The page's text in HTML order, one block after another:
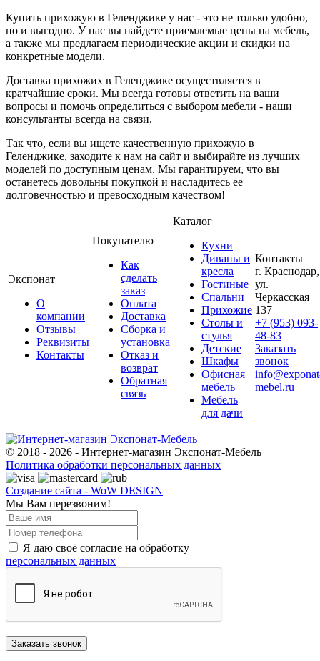
Купить прихожую в Геленджике у нас - это не только удобно,
но и выгодно. У нас вы найдете приемлемые цены на мебель,
а также мы предлагаем периодические акции и скидки на
конкретные модели.
Доставка прихожих в Геленджике осуществляется в
кратчайшие сроки. Мы всегда готовы ответить на ваши
вопросы и помочь определиться с выбором мебели - наши
консультанты всегда на связи.
Так что, если вы ищете качественную прихожую в
Геленджике, заходите к нам на сайт и выбирайте из лучших
моделей по доступным ценам. Мы гарантируем, что вы
останетесь довольны покупкой и насладитесь ее
долговечностью и превосходным качеством!
Экспонат
О
компании
Отзывы
Реквизиты
Контакты
Покупателю
Как
сделать
заказ
Оплата
Доставка
Сборка и
установка
Отказ и
возврат
Обратная
связь
Каталог
Кухни
Диваны и
кресла
Гостиные
Спальни
Прихожие
Столы и
стулья
Детские
Шкафы
Офисная
мебель
Мебель
для дачи
Контакты
г. Краснодар,
ул.
Черкасская
137
+7 (953) 093-
48-83
Заказать
звонок
mebel.ru
© 2018 - 2026 - Интернет-магазин Экспонат-Мебель
Политика обработки персональных данных
Создание сайта - WoW DESIGN
Мы Вам перезвоним!
Я даю своё согласие на обработку
персональных данных